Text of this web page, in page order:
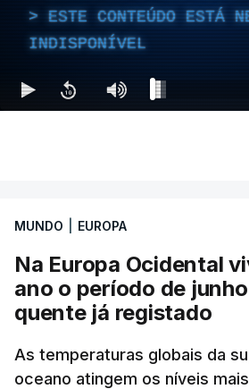
ESTE CONTEÚDO ESTÁ
INDISPONÍVEL
MUNDO EUROPA
Na Europa Ocidental
ano o período de
quente já registado
As temperaturas globais da
oceano atingem os níveis